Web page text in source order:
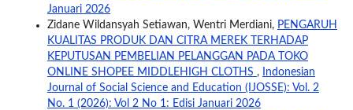
Januari 2026
Zidane Wildansyah Setiawan, Wentri Merdiani, PENGARUH
KUALITAS PRODUK DAN CITRA MEREK TERHADAP
KEPUTUSAN PEMBELIAN PELANGGAN PADA TOKO
ONLINE SHOPEE MIDDLEHIGH CLOTHS ,
Indonesian
Journal of Social Science and Education (IJOSSE): Vol. 2
No. 1 (2026): Vol 2 No 1: Edisi Januari 2026